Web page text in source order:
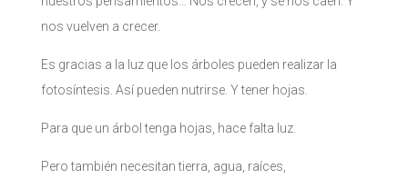
nos vuelven a crecer.
Es gracias a la luz que los árboles pueden realizar la
fotosíntesis. Así pueden nutrirse. Y tener hojas.
Para que un árbol tenga hojas, hace falta luz.
Pero también necesitan tierra, agua, raíces,